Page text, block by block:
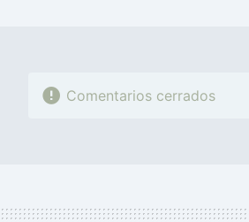
Comentarios cerrados